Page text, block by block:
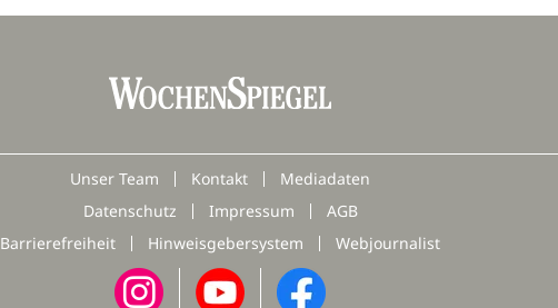
Unser Team Kontakt
Mediadaten
Datenschutz
Impressum
AGB
Barrierefreiheit
Hinweisgebersystem Webjournalist